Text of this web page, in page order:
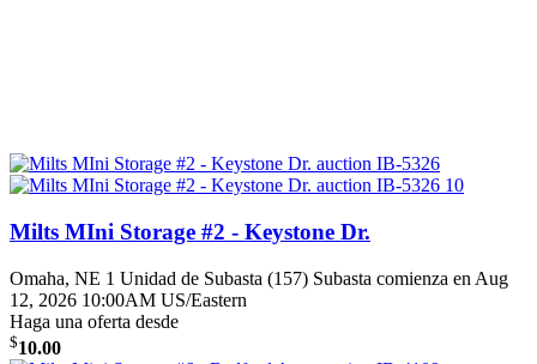
Milts MIni Storage #2 - Keystone Dr.
Omaha, NE 1 Unidad de Subasta (157) Subasta comienza en Aug
12, 2026 10:00AM US/Eastern
Haga una oferta desde
$10.00